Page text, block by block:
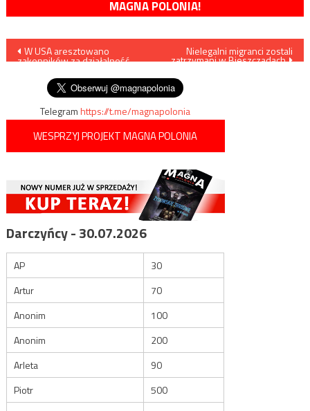
MAGNA POLONIA!
Nawigacja
wpisu
W USA aresztowano
zakonników za działalność
Nielegalni migranci zostali
zatrzymani w Bieszczadach
Telegramhttps://t.me/magnapolonia
WESPRZYJ PROJEKT MAGNA POLONIA
Darczyńcy - 30.07.2026
AP
30
Artur
70
Anonim
100
Anonim
200
Arleta
90
Piotr
500